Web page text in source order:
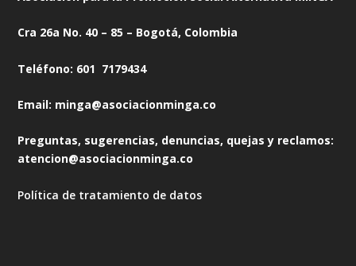
Cra 26a No. 40 – 85 – Bogotá, Colombia
Teléfono: 601 7179434
Email: minga@asociacionminga.co
Preguntas, sugerencias, denuncias, quejas y reclamos:
atencion@asociacionminga.co
Política de tratamiento de datos